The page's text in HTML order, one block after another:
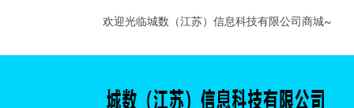
欢迎光临城数（江苏）信息科技有限公司商城~